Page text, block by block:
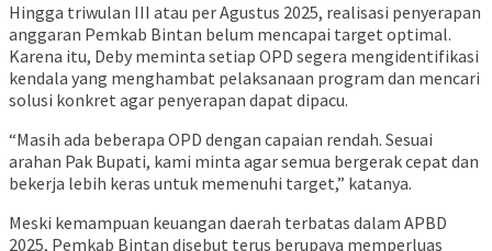
Hingga triwulan III atau per Agustus 2025, realisasi penyerapan
anggaran Pemkab Bintan belum mencapai target optimal.
Karena itu, Deby meminta setiap OPD segera mengidentifikasi
kendala yang menghambat pelaksanaan program dan mencari
solusi konkret agar penyerapan dapat dipacu.
“Masih ada beberapa OPD dengan capaian rendah. Sesuai
arahan Pak Bupati, kami minta agar semua bergerak cepat dan
bekerja lebih keras untuk memenuhi target,” katanya.
Meski kemampuan keuangan daerah terbatas dalam APBD
2025, Pemkab Bintan disebut terus berupaya memperluas